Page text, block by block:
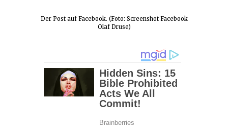
Der Post auf Facebook. (Foto: Screenshot Facebook
Olaf Druse)